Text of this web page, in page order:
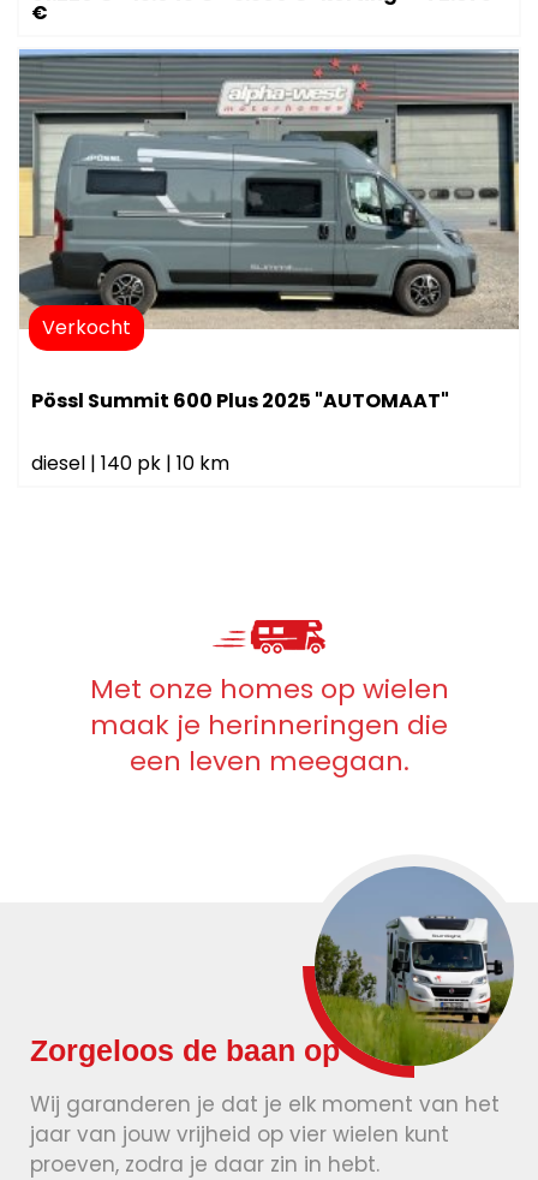
€
Verkocht
Pössl Summit 600 Plus 2025 "AUTOMAAT"
diesel | 140 pk | 10 km
Met onze homes op wielen
maak je herinneringen die
een leven meegaan.
Zorgeloos de baan op
Wij garanderen je dat je elk moment van het
jaar van jouw vrijheid op vier wielen kunt
proeven, zodra je daar zin in hebt.